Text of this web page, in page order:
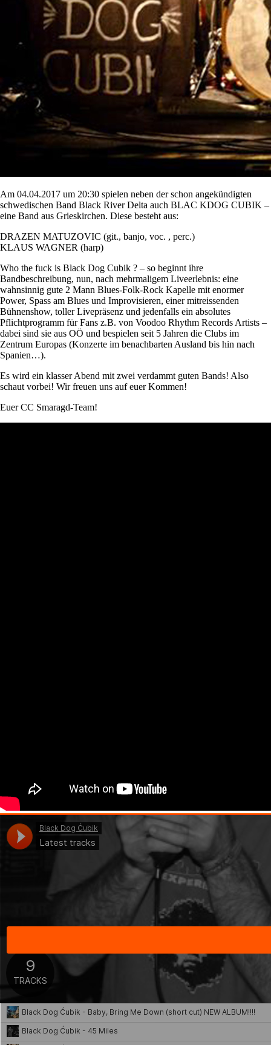
Am 04.04.2017 um 20:30 spielen neben der schon angekündigten
schwedischen Band Black River Delta auch BLAC KDOG CUBIK –
eine Band aus Grieskirchen. Diese besteht aus:
DRAZEN MATUZOVIC (git., banjo, voc. , perc.)
KLAUS WAGNER (harp)
Who the fuck is Black Dog Cubik ? – so beginnt ihre
Bandbeschreibung, nun, nach mehrmaligem Liveerlebnis: eine
wahnsinnig gute 2 Mann Blues-Folk-Rock Kapelle mit enormer
Power, Spass am Blues und Improvisieren, einer mitreissenden
Bühnenshow, toller Livepräsenz und jedenfalls ein absolutes
Pflichtprogramm für Fans z.B. von Voodoo Rhythm Records Artists –
dabei sind sie aus OÖ und bespielen seit 5 Jahren die Clubs im
Zentrum Europas (Konzerte im benachbarten Ausland bis hin nach
Spanien…).
Es wird ein klasser Abend mit zwei verdammt guten Bands! Also
schaut vorbei! Wir freuen uns auf euer Kommen!
Euer CC Smaragd-Team!